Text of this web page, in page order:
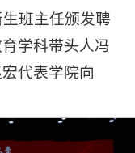
班主任颁发聘
学科带头人冯
代表学院向